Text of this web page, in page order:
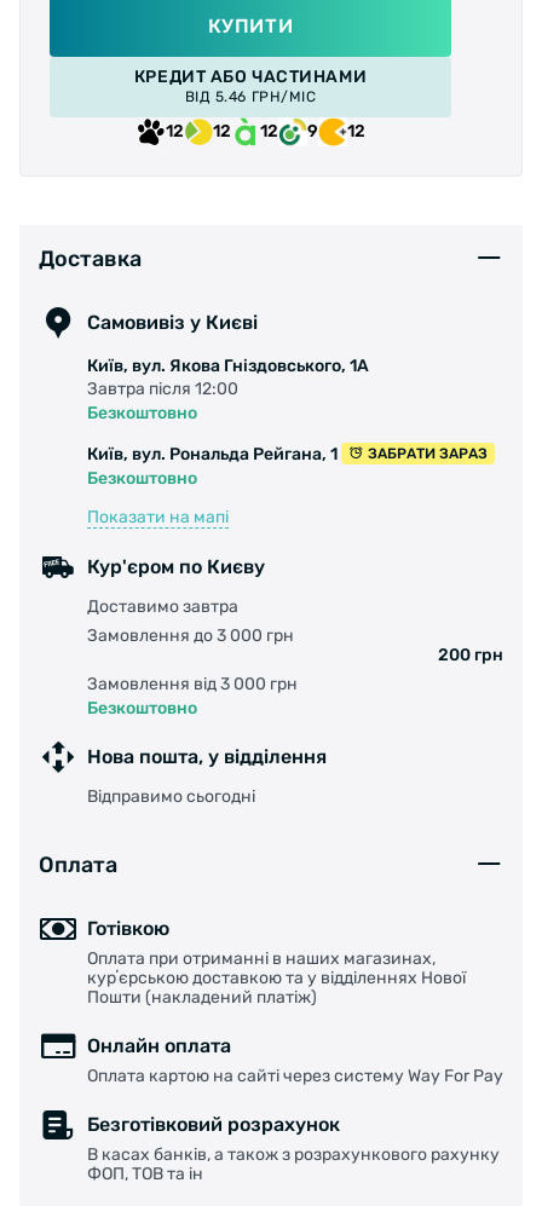
Матеріал:
КУПИТИ
КРЕДИТ АБО ЧАСТИНАМИ
ВІД 5.46 ГРН/МІС
12 12 12 9 12
Доставка
Самовивіз у Києві
Київ, вул. Якова Гніздовського, 1А
Завтра після 12:00
Безкоштовно
Київ, вул. Рональда Рейгана, 1
ЗАБРАТИ ЗАРАЗ
Безкоштовно
Показати на мапі
Кур'єром по Києву
Доставимо завтра
Замовлення до 3 000 грн
200 грн
Замовлення від 3 000 грн
Безкоштовно
Нова пошта, у відділення
Відправимо сьогодні
Оплата
Готівкою
Оплата при отриманні в наших магазинах,
курʼєрською доставкою та у відділеннях Нової
Пошти (накладений платіж)
Онлайн оплата
Оплата картою на сайті через систему Way For Pay
Безготівковий розрахунок
В касах банків, а також з розрахункового рахунку
ФОП, ТОВ та ін